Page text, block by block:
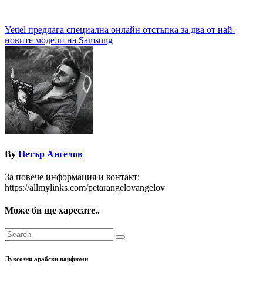
Навигация
Yettel предлага специална онлайн отстъпка за два от най-
новите модели на Samsung
By Петър Ангелов
За повече информация и контакт:
https://allmylinks.com/petarangelovangelov
Може би ще харесате..
Луксозни арабски парфюми